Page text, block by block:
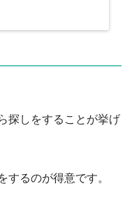
探しをすることが挙げ
するのが得意です。